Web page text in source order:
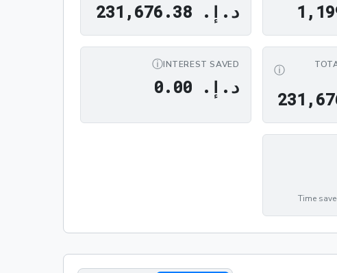
1 , 19 د. إ .
231 ,676.38
ⓘ
231 ,67 د.إ.‏ 231,676.38
INTEREST SAVED
ⓘ
د. إ .
0.00
Time